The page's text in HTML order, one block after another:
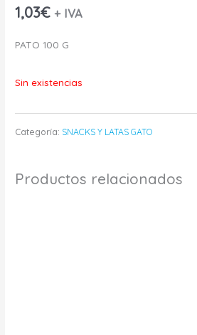
1,03€ + IVA
PATO 100 G
Sin existencias
Categoría: SNACKS Y LATAS GATO
Productos relacionados